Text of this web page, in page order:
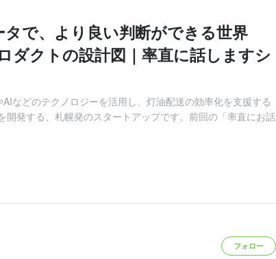
タで、より良い判断ができる世界
ダクトの設計図｜率直に話しますシ
などのテクノロジーを活用し、灯油配送の効率化を支援する
開発する、札幌発のスタートアップです。前回の「率直にお話
フォロー